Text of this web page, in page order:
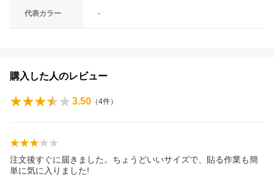
代表カラー -
購入した人のレビュー
3.50 （4件）
注文後すぐに届きました。ちょうどいいサイズで、貼る作業も簡
単に気に入りました!